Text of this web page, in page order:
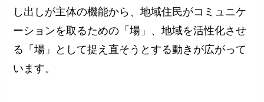
し出しが主体の機能から、地域住民がコミュニケ
ーションを取るための「場」、地域を活性化させ
る「場」として捉え直そうとする動きが広がって
います。